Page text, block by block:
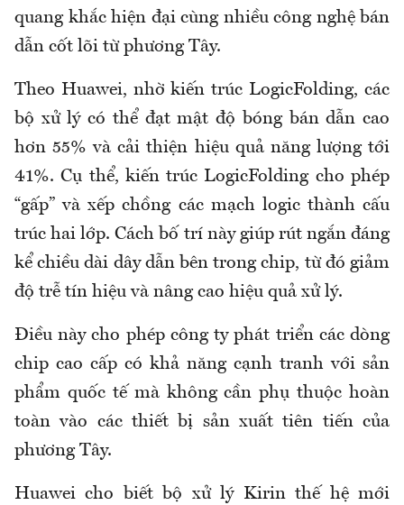
quang khắc hiện đại cùng nhiều công nghệ bán
dẫn cốt lõi từ phương Tây.
Theo Huawei, nhờ kiến trúc LogicFolding, các
bộ xử lý có thể đạt mật độ bóng bán dẫn cao
hơn 55% và cải thiện hiệu quả năng lượng tới
41%. Cụ thể, kiến trúc LogicFolding cho phép
“gấp” và xếp chồng các mạch logic thành cấu
trúc hai lớp. Cách bố trí này giúp rút ngắn đáng
kể chiều dài dây dẫn bên trong chip, từ đó giảm
độ trễ tín hiệu và nâng cao hiệu quả xử lý.
Điều này cho phép công ty phát triển các dòng
chip cao cấp có khả năng cạnh tranh với sản
phẩm quốc tế mà không cần phụ thuộc hoàn
toàn vào các thiết bị sản xuất tiên tiến của
phương Tây.
Huawei cho biết bộ xử lý Kirin thế hệ mới